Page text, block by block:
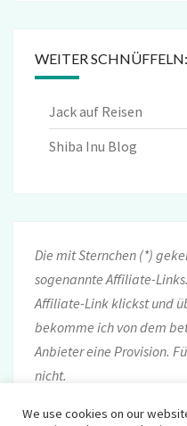
WEITER SCHNÜFFELN:
Jack auf Reisen
Shiba Inu Blog
Die mit Sternchen (*)
sogenannte Affiliate-
Affiliate-Link klickst und
bekomme ich von dem
Anbieter eine Provision.
nicht.
We use cookies on our